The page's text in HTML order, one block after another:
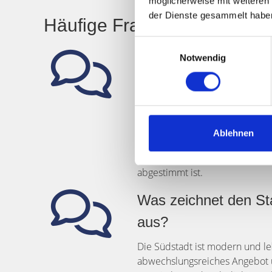
der Dienste gesammelt
Notwendig
Ablehnen
Häufige Fragen zu
Warum sollte ich
beim Verkauf
Fürth wählen?
Hegerich Immobilien bietet
abgestimmt ist.
Was zeichnet den
aus?
Die Südstadt ist modern und
abwechslungsreiches